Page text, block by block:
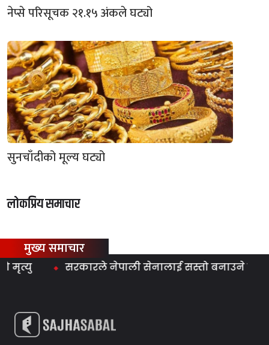
नेप्से परिसूचक २१.१५ अंकले घट्यो
सुनचाँदीको मूल्य घट्यो
लोकप्रिय समाचार
मुख्य समाचार
सरकारले नेपाली सेनालाई सस्तो बनाउने काम